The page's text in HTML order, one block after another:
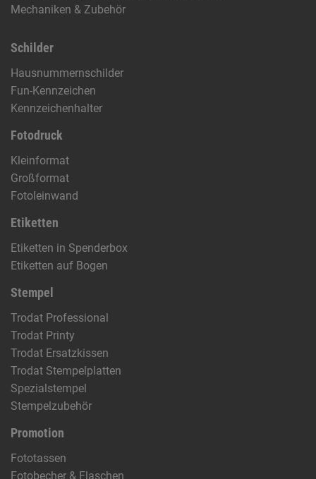
Mechaniken & Zubehör
Schilder
Hausnummernschilder
Fun-Kennzeichen
Kennzeichenhalter
Fotodruck
Kleinformat
Großformat
Fotoleinwand
Etiketten
Etiketten in Spenderbox
Etiketten auf Bogen
Stempel
Trodat Professional
Trodat Printy
Trodat Ersatzkissen
Trodat Stempelplatten
Spezialstempel
Stempelzubehör
Promotion
Fototassen
Fotobecher & Flaschen